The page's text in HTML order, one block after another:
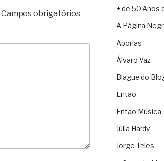
Campos obrigatórios
+ de 50 Anos
A Página
Aporias
Álvaro Vaz
Blague do
Então
Então Música
Júlia Hardy
Jorge Teles